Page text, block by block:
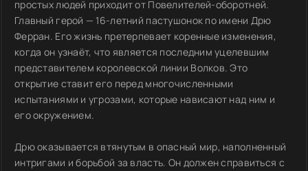
простых людей приходит от Повелителей-оборотней.
Главный герой — 16-летний пастушонок по имени Дрю
Ферран. Его жизнь претерпевает коренные изменения,
когда он узнаёт, что является последним уцелевшим
представителем королевской линии Волков. Это
открытие ставит его перед многочисленными
испытаниями и угрозами, которые нависают над ним и
его окружением.
Дрю оказывается втянутым в опасный мир, наполненный
интригами и борьбой за власть. Он должен справиться с